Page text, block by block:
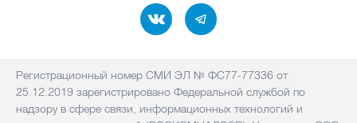
Регистрационный номер СМИ ЭЛ № ФС77-77336 от
25.12.2019 зарегистрировано Федеральной службой по
надзору в сфере связи, информационных технологий и